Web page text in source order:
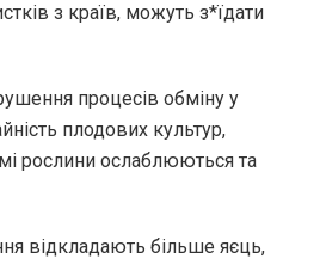
з країв, можуть з*їдати
процесів обміну у
плодових культур,
рослини ослаблюються та
відкладають більше яєць,